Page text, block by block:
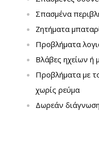
Σπασμένα
Ζητήματα
Προβλήματα
Βλάβες ηχείων ή
Προβλήματα με
χωρίς ρεύμα
Δωρεάν